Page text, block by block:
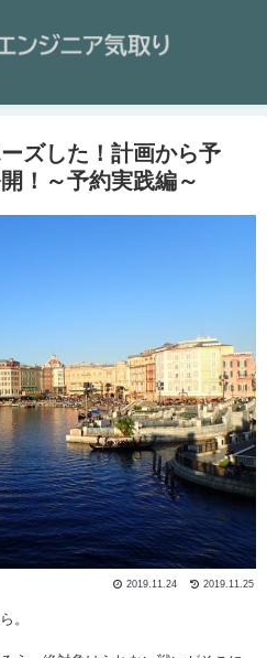
ズした！計画から予
！～予約実践編～
2019.11.25
2019.11.24
。